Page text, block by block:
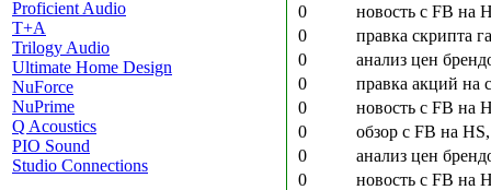
Proficient Audio
T+A
Trilogy Audio
Ultimate Home Design
NuForce
NuPrime
Q Acoustics
PIO Sound
Studio Connections
0
новость с FB на
0
правка скрипта
0
анализ цен
0
правка акций на
0
новость с FB на
0
обзор с FB на
0
анализ цен
0
новость с FB на